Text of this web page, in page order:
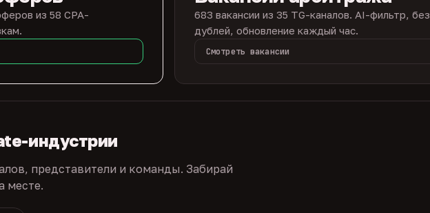
из 58 CPA-
683 вакансии из 35 TG-каналов. AI-фильтр, без
дублей, обновление каждый час.
Смотреть вакансии
индустрии
представители и команды. Забирай
месте.